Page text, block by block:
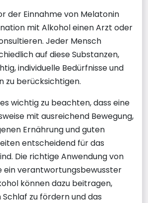
der Einnahme von Melatonin
mit Alkohol einen Arzt oder
Jeder Mensch
auf diese Substanzen,
individuelle Bedürfnisse und
zu berücksichtigen.
wichtig zu beachten, dass eine
mit ausreichend Bewegung,
Ernährung und guten
entscheidend für das
Die richtige Anwendung von
ein verantwortungsbewusster
können dazu beitragen,
zu fördern und das